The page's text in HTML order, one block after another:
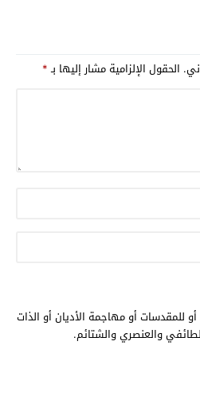
الحقول الإلزامية مشار إليها بـ*
للمقدسات أو مهاجمة الأديان أو الذات
والعنصري والشتائم.